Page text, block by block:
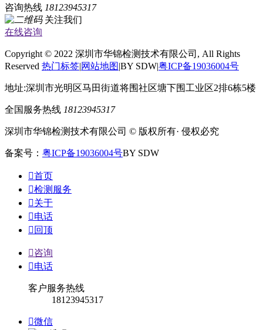
咨询热线 18123945317
关注我们
在线咨询
Copyright © 2022 深圳市华锦检测技术有限公司, All Rights
Reserved 热门标签|网站地图|BY SDW|粤ICP备19036004号
地址:深圳市光明区马田街道将围社区塘下围工业区2排6栋5楼
全国服务热线 18123945317
深圳市华锦检测技术有限公司 © 版权所有· 侵权必究
备案号： 粤ICP备19036004号BY SDW
首页
检测服务
关于
电话
 回顶
咨询
电话
客户服务热线
18123945317
微信